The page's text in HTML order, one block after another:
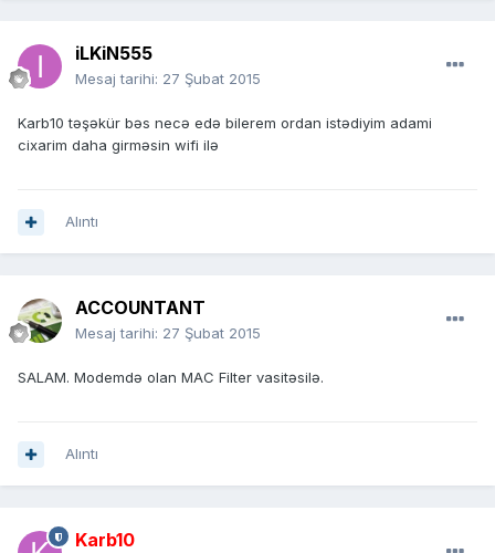
iLKiN555
Mesaj tarihi: 27 Şubat 2015
Karb10 təşəkür bəs necə edə bilerem ordan istədiyim adami
cixarim daha girməsin wifi ilə
Alıntı
ACCOUNTANT
Mesaj tarihi: 27 Şubat 2015
SALAM. Modemdə olan MAC Filter vasitəsilə.
Alıntı
Karb10